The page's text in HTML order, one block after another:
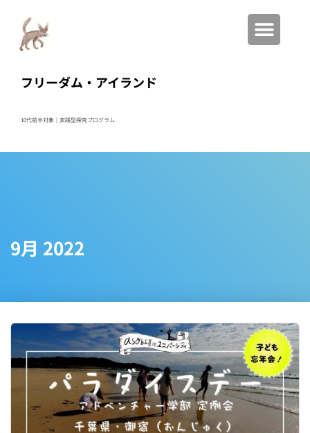
フリーダム・アイランド
10代前半対象｜実践型探究プログラム
9月 2022